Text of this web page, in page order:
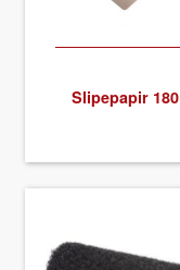
Slipepa­pir 180